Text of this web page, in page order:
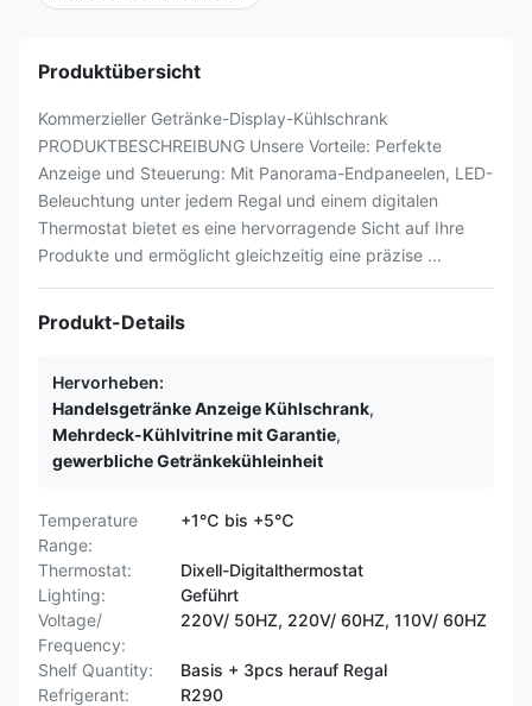
Produktübersicht
Kommerzieller Getränke-Display-Kühlschrank
PRODUKTBESCHREIBUNG Unsere Vorteile: Perfekte
Anzeige und Steuerung: Mit Panorama-Endpaneelen, LED-
Beleuchtung unter jedem Regal und einem digitalen
Thermostat bietet es eine hervorragende Sicht auf Ihre
Produkte und ermöglicht gleichzeitig eine präzise ...
Produkt-Details
Hervorheben:
Handelsgetränke Anzeige Kühlschrank,
Mehrdeck-Kühlvitrine mit Garantie,
gewerbliche Getränkekühleinheit
Temperature
Range:
+1℃ bis +5℃
Thermostat:
Dixell-Digitalthermostat
Lighting:
Geführt
Voltage/
Frequency:
220V/ 50HZ, 220V/ 60HZ, 110V/ 60HZ
Shelf Quantity:
Basis + 3pcs herauf Regal
Refrigerant:
R290